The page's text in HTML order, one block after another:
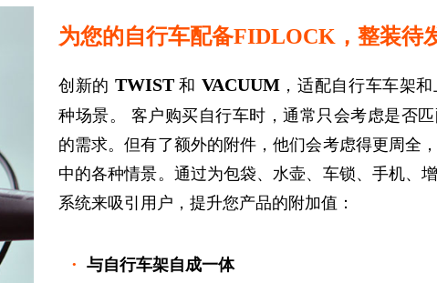
为您的自行车配备FIDLOCK，整装待
创新的 TWIST和 VACUUM，适配自行车车架
种场景。 客户购买自行车时，通常只会考虑是否
的需求。但有了额外的附件，他们会考虑得更周全
中的各种情景。通过为包袋、水壶、车锁、手机、
系统来吸引用户，提升您产品的附加值：
· 与自行车架自成一体